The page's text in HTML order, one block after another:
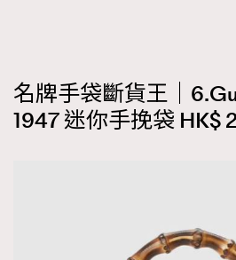
名牌手袋斷貨王｜
1947 迷你手挽袋 HK$